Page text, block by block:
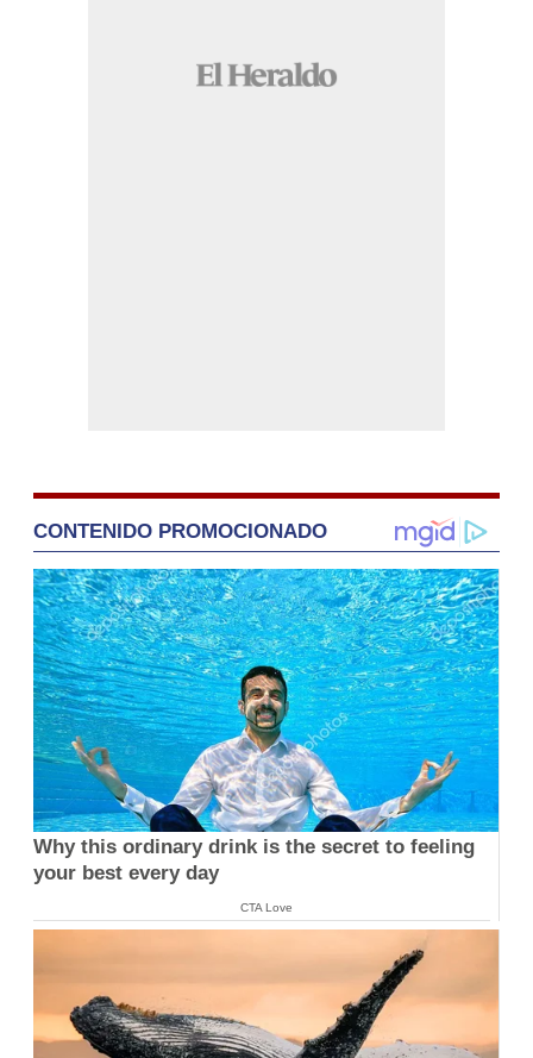
CONTENIDO PROMOCIONADO
Why this ordinary drink is the secret to feeling
your best every day
CTA Love